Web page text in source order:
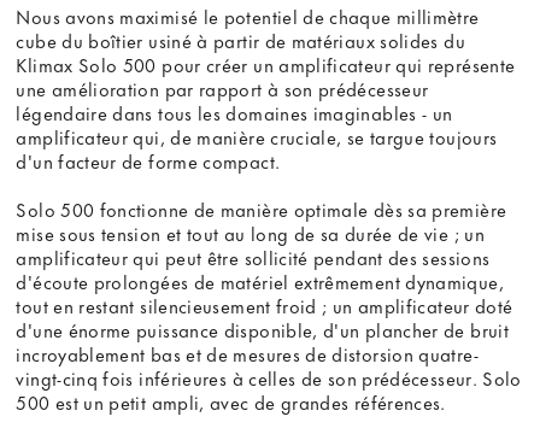
Nous avons maximisé le potentiel de chaque millimètre
cube du boîtier usiné à partir de matériaux solides du
Klimax Solo 500 pour créer un amplificateur qui représente
une amélioration par rapport à son prédécesseur
légendaire dans tous les domaines imaginables - un
amplificateur qui, de manière cruciale, se targue toujours
d'un facteur de forme compact.
Solo 500 fonctionne de manière optimale dès sa première
mise sous tension et tout au long de sa durée de vie ; un
amplificateur qui peut être sollicité pendant des sessions
d'écoute prolongées de matériel extrêmement dynamique,
tout en restant silencieusement froid ; un amplificateur doté
d'une énorme puissance disponible, d'un plancher de bruit
incroyablement bas et de mesures de distorsion quatre-
vingt-cinq fois inférieures à celles de son prédécesseur. Solo
500 est un petit ampli, avec de grandes références.